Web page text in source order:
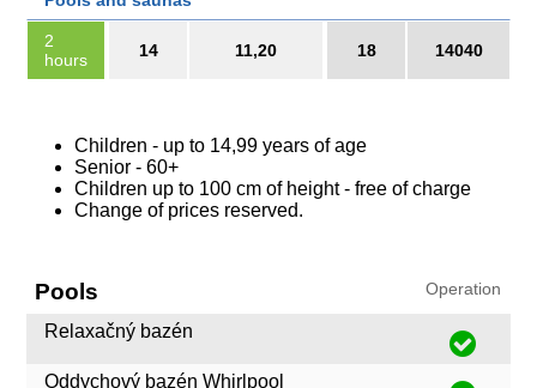
2
hours
14 11,20 18 14040
Children - up to 14,99 years of age
Senior - 60+
Children up to 100 cm of height - free of charge
Change of prices reserved.
Pools Operation
Relaxačný bazén
Oddychový bazén Whirlpool